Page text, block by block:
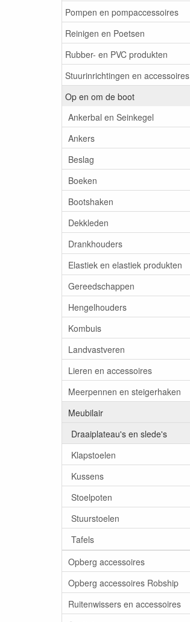
Pompen en pompaccessoires
Reinigen en Poetsen
Rubber- en PVC produkten
Stuurinrichtingen en accessoires
Op en om de boot
Ankerbal en Seinkegel
Ankers
Beslag
Boeken
Bootshaken
Dekkleden
Drankhouders
Elastiek en elastiek produkten
Gereedschappen
Hengelhouders
Kombuis
Landvastveren
Lieren en accessoires
Meerpennen en steigerhaken
Meubilair
Draaiplateau's en slede's
Klapstoelen
Kussens
Stoelpoten
Stuurstoelen
Tafels
Opberg accessoires
Opberg accessoires Robship
Ruitenwissers en accessoires